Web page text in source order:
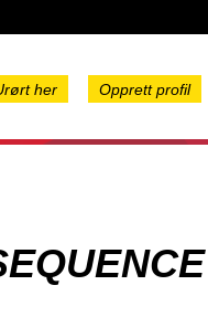
her Opprett profil